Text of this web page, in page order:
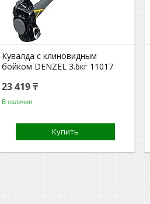
Кувалда с клиновидным
бойком DENZEL 3.6кг 11017
23 419 ₸
В наличии
Купить